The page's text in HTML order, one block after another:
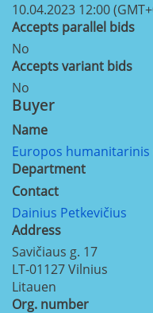
10.04.2023 12:00
Accepts parallel bids
No
Accepts variant bids
No
Buyer
Name
Europos humanitarinis
Department
Contact
Dainius Petkevičius
Address
Savičiaus g. 17
LT-01127Vilnius
Litauen
Org. number